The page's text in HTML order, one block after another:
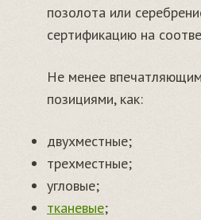
позолота или
сертификацию на
Не менее
позициями, как:
двухместные;
трехместные;
угловые;
тканевые;